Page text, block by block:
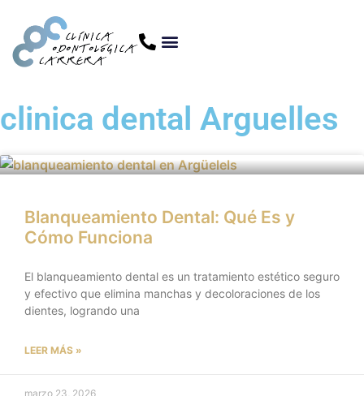
clinica dental Arguelles
Blanqueamiento Dental: Qué Es y
Cómo Funciona
El blanqueamiento dental es un tratamiento estético seguro
y efectivo que elimina manchas y decoloraciones de los
dientes, logrando una
LEER MÁS »
marzo 23, 2026